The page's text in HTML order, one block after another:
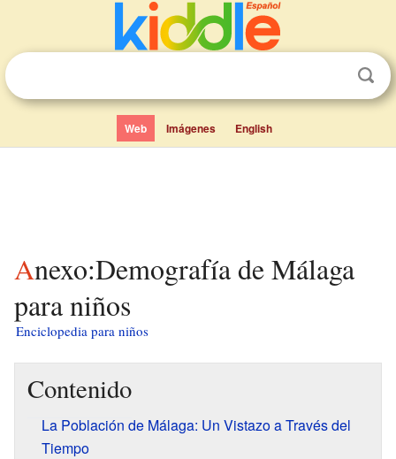
Web Imágenes English
Anexo:Demografía de Málaga
para niños
Enciclopedia para niños
Contenido
La Población de Málaga: Un Vistazo a Través del
Tiempo